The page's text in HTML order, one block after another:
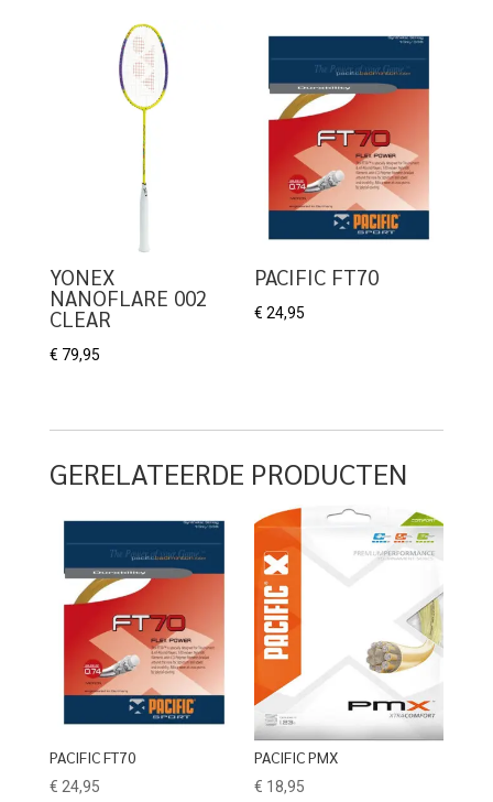
YONEX
NANOFLARE 002
CLEAR
€ 79,95
PACIFIC FT70
€ 24,95
GERELATEERDE PRODUCTEN
PACIFIC FT70
€ 24,95
PACIFIC PMX
€ 18,95